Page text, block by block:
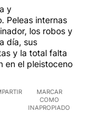
y
Peleas internas
los robos y
día, sus
y la total falta
en el pleistoceno
MARCAR
COMO
INAPROPIADO